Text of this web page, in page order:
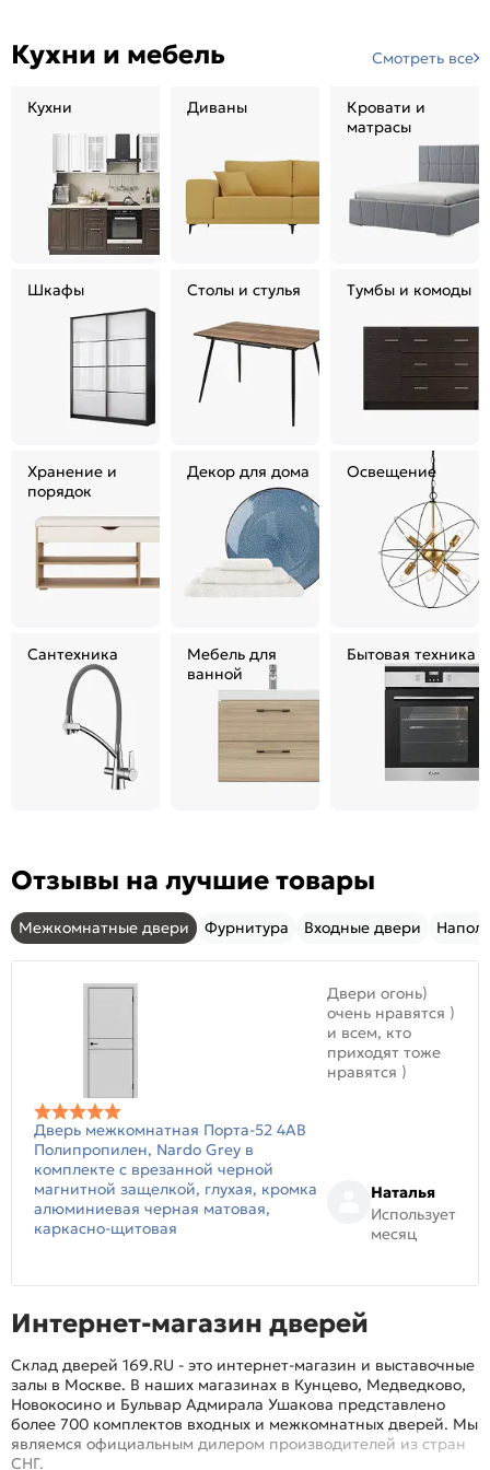
Кухни и мебель Смотреть все
Кухни Диваны
Кровати и
матрасы
Шкафы Столы и стулья Тумбы и комоды
Хранение и
порядок
Декор для дома Освещение
Сантехника
Мебель для
ванной
Бытовая техника
Отзывы на лучшие товары
Межкомнатные двери Фурнитура Входные двери
Дверь межкомнатная Порта-52 4AB
Полипропилен, Nardo Grey в
комплекте с врезанной черной
магнитной защелкой, глухая, кромка
алюминиевая черная матовая,
каркасно-щитовая
Двери огонь)
очень нравятся )
и всем, кто
приходят тоже
нравятся )
Наталья
Использует
месяц
Интернет-магазин дверей
Склад дверей 169.RU - это интернет-магазин и выставочные
залы в Москве. В наших магазинах в Кунцево, Медведково,
Новокосино и Бульвар Адмирала Ушакова представлено
более 700 комплектов входных и межкомнатных дверей. Мы
являемся официальным дилером производителей из стран
СНГ.